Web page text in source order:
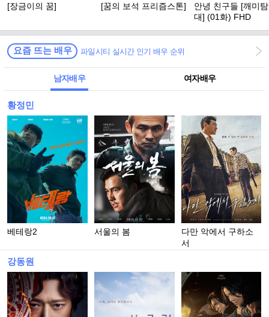
[장금이의 꿈] [꿈의 보석 프리즘스톤]
안녕 친구들 [깨미
대] (01화) FHD
요즘 뜨는 배우 파일시티 실시간 인기 배우 순위
남자배우 여자배우
황정민
베테랑2 서울의 봄
다만 악에서 구하소
서
강동원